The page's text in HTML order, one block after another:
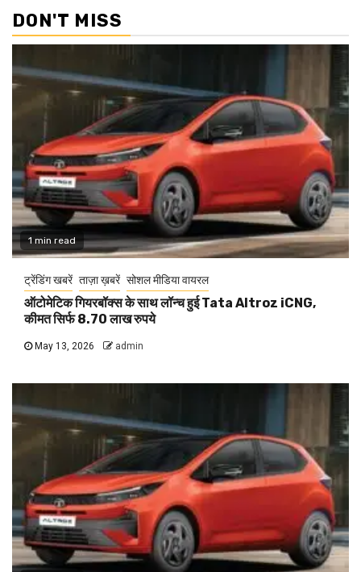
DON'T MISS
1 min read
ट्रेंडिंग खबरें ताज़ा ख़बरें सोशल मीडिया वायरल
ऑटोमेटिक गियरबॉक्स के साथ लॉन्च हुई Tata Altroz iCNG,
कीमत सिर्फ 8.70 लाख रुपये
May 13, 2026 admin